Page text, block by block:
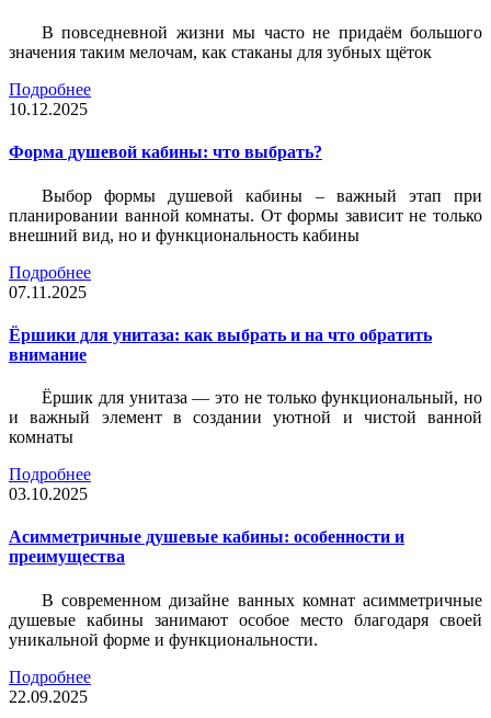
В повседневной жизни мы часто не придаём большого
значения таким мелочам, как стаканы для зубных щёток
Подробнее
10.12.2025
Форма душевой кабины: что выбрать?
Выбор формы душевой кабины – важный этап при
планировании ванной комнаты. От формы зависит не только
внешний вид, но и функциональность кабины
Подробнее
07.11.2025
Ёршики для унитаза: как выбрать и на что обратить
внимание
Ёршик для унитаза — это не только функциональный, но
и важный элемент в создании уютной и чистой ванной
комнаты
Подробнее
03.10.2025
Асимметричные душевые кабины: особенности и
преимущества
В современном дизайне ванных комнат асимметричные
душевые кабины занимают особое место благодаря своей
уникальной форме и функциональности.
Подробнее
22.09.2025